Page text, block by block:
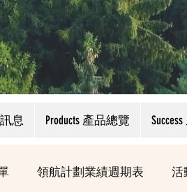
息 Products 產品總覽
領航計劃業績週期表 活